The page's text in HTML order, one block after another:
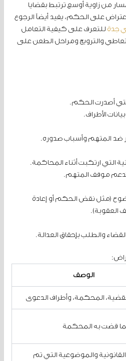
من زاوية أوسع ترتبط بقضايا
على الحكم، يفيد أيضاً الرجوع
جدة للتعرف على كيفية التعامل
والترويج ومراحل الطعن على
أصدرت الحكم.
الأطراف.
ضد المتهم وأسباب صدوره.
التي ارتكبت أثناء المحاكمة.
تدعم موقف المتهم.
(مثل نقض الحكم أو إعادة
العقوبة).
القضاء والطلب بإحقاق العدالة.
الوصف
المحكمة، وأطراف الدعوى
قضت به المحكمة
القانونية والموضوعية التي تم